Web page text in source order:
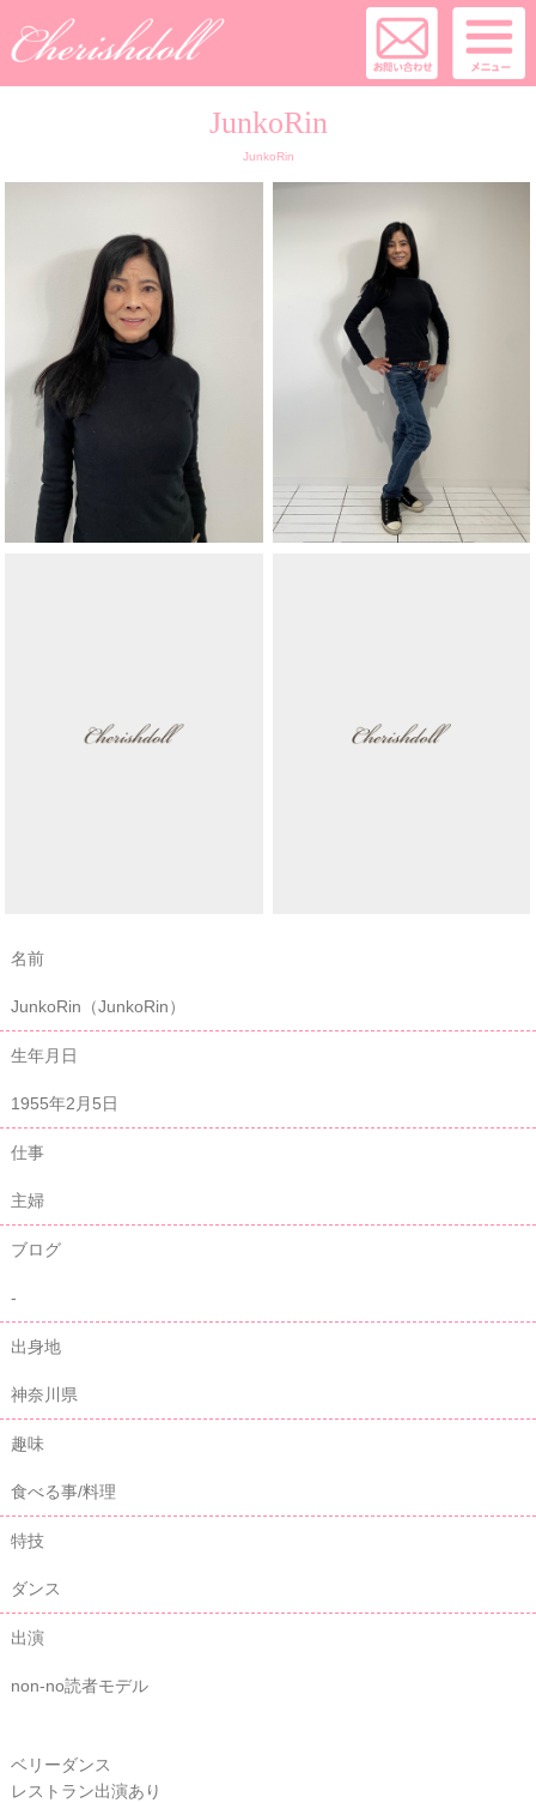
JunkoRin
JunkoRin
名前
JunkoRin（JunkoRin）
生年月日
1955年2月5日
仕事
主婦
ブログ
-
出身地
神奈川県
趣味
食べる事/料理
特技
ダンス
出演
non-no読者モデル
ベリーダンス
レストラン出演あり